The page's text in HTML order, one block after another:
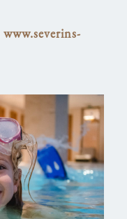
www.severins-